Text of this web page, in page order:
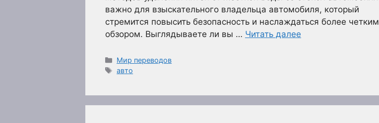
важно для взыскательного владельца автомобиля, который
стремится повысить безопасность и наслаждаться более четким
обзором. Выглядываете ли вы … Читать далее
Рубрики
Мир переводов
Метки
авто